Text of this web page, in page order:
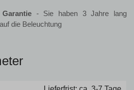
- Sie haben 3 Jahre lang
die Beleuchtung